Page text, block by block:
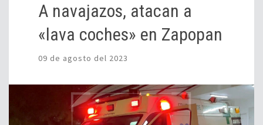
A navajazos, atacan a
«lava coches» en Zapopan
09 de agosto del 2023